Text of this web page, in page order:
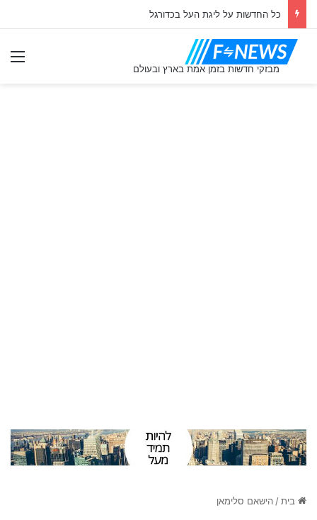
כל החדשות על ליגת העל בכדורגל
בית/הישאם סלימאן